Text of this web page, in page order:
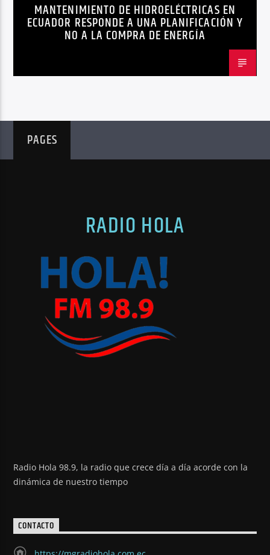
HIDROELÉCTRICAS
NOTICIAS
MANTENIMIENTO DE HIDROELÉCTRICAS EN
ECUADOR RESPONDE A UNA PLANIFICACIÓN Y
NO A LA COMPRA DE ENERGÍA
PAGES
RADIO HOLA
Radio Hola 98.9, la radio que crece día a día acorde con la
dinámica de nuestro tiempo
CONTACTO